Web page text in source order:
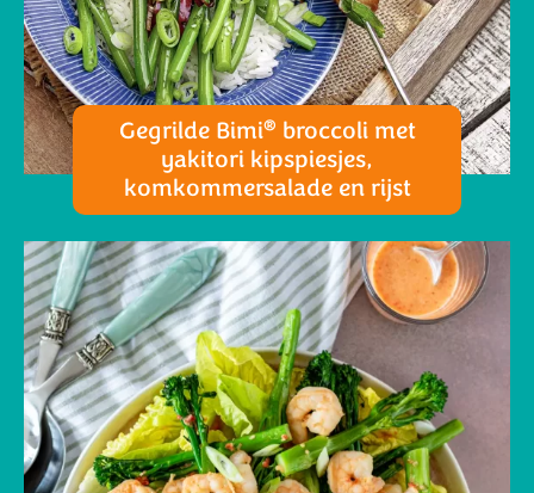
Gegrilde Bimi® broccoli met
yakitori kipspiesjes,
komkommersalade en rijst